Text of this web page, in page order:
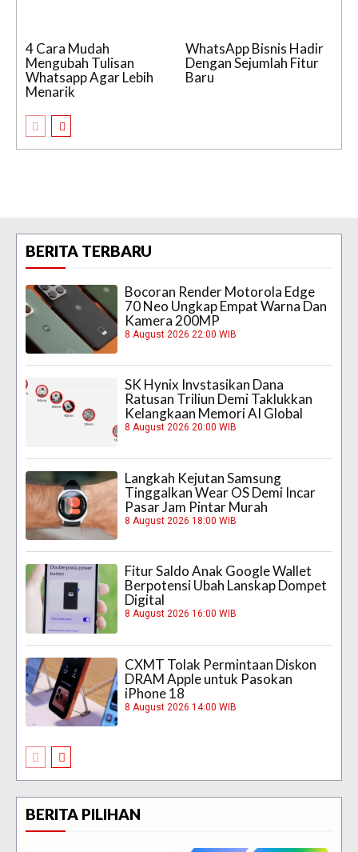
4 Cara Mudah
Mengubah Tulisan
Whatsapp Agar Lebih
Menarik
WhatsApp Bisnis Hadir
Dengan Sejumlah Fitur
Baru
BERITA TERBARU
Bocoran Render Motorola Edge
70 Neo Ungkap Empat Warna Dan
Kamera 200MP
8 August 2026 22:00 WIB
SK Hynix Invstasikan Dana
Ratusan Triliun Demi Taklukkan
Kelangkaan Memori AI Global
8 August 2026 20:00 WIB
Langkah Kejutan Samsung
Tinggalkan Wear OS Demi Incar
Pasar Jam Pintar Murah
8 August 2026 18:00 WIB
Fitur Saldo Anak Google Wallet
Berpotensi Ubah Lanskap Dompet
Digital
8 August 2026 16:00 WIB
CXMT Tolak Permintaan Diskon
DRAM Apple untuk Pasokan
iPhone 18
8 August 2026 14:00 WIB
BERITA PILIHAN